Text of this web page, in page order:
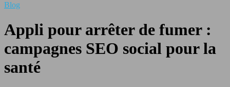
Blog
Appli pour arrêter de fumer :
campagnes SEO social pour la
santé